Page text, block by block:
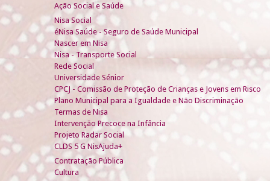
Ação Social e Saúde
Nisa Social
éNisa Saúde - Seguro de Saúde Municipal
Nascer em Nisa
Nisa - Transporte Social
Rede Social
Universidade Sénior
CPCJ - Comissão de Proteção de Crianças e Jovens em Risco
Plano Municipal para a Igualdade e Não Discriminação
Termas de Nisa
Intervenção Precoce na Infância
Projeto Radar Social
CLDS 5 G NisAjuda+
Contratação Pública
Cultura